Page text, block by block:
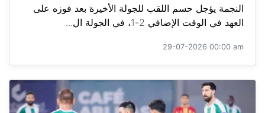
النجمة يؤجل حسم اللقب للجولة الأخيرة بعد فوزه على
العهد في الوقت الإضافي 2-1، في الجولة ال...
29-07-2026 00:00 am